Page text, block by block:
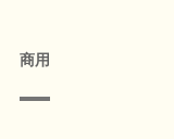
商用